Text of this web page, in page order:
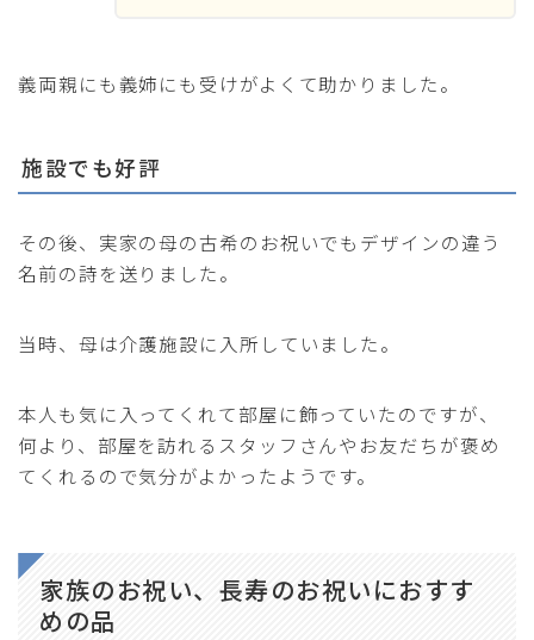
義両親にも義姉にも受けがよくて助かりました。
施設でも好評
その後、実家の母の古希のお祝いでもデザインの違う
名前の詩を送りました。
当時、母は介護施設に入所していました。
本人も気に入ってくれて部屋に飾っていたのですが、
何より、部屋を訪れるスタッフさんやお友だちが褒め
てくれるので気分がよかったようです。
家族のお祝い、長寿のお祝いにおすす
めの品